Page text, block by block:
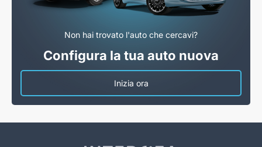
Non hai trovato l'auto che cercavi?
Configura la tua auto nuova
Inizia ora